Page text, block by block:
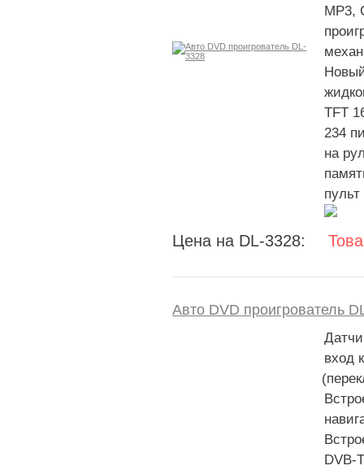
MP3,
TFT
234
на
Цена на DL-3328:
Авто DVD проигрователь
вход
(
DVB-T